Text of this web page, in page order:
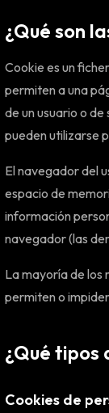
¿Qué son
Cookie es un
permiten a una
de un usuario o
pueden utilizarse
El navegador del
espacio de
información
navegador (las
La mayoría de los
permiten o
¿Qué tipos
Cookies de